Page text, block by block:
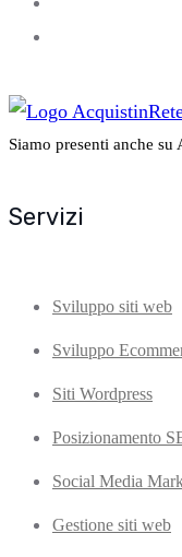
Siamo presenti anche su
Servizi
Sviluppo siti web
Sviluppo
Siti Wordpress
Posizionamento
Social Media
Gestione siti web